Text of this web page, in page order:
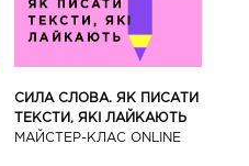
СИЛА СЛОВА. ЯК ПИСАТИ
ТЕКСТИ, ЯКІ ЛАЙКАЮТЬ
МАЙСТЕР-КЛАС ONLINE